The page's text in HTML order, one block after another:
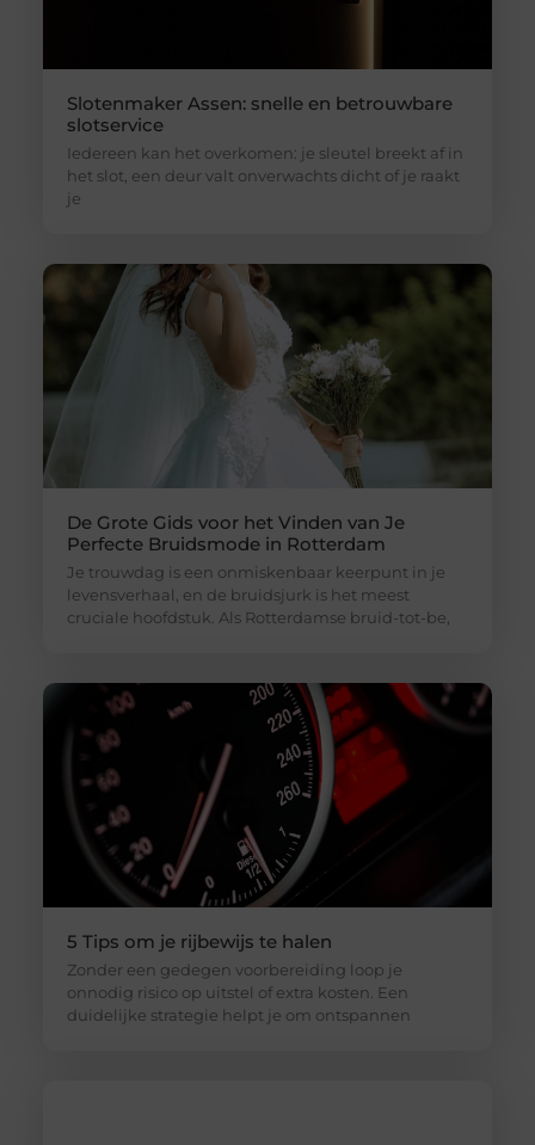
Slotenmaker Assen: snelle en betrouwbare
slotservice
Iedereen kan het overkomen: je sleutel breekt af in
het slot, een deur valt onverwachts dicht of je raakt
je
De Grote Gids voor het Vinden van Je
Perfecte Bruidsmode in Rotterdam
Je trouwdag is een onmiskenbaar keerpunt in je
levensverhaal, en de bruidsjurk is het meest
cruciale hoofdstuk. Als Rotterdamse bruid-tot-be,
5 Tips om je rijbewijs te halen
Zonder een gedegen voorbereiding loop je
onnodig risico op uitstel of extra kosten. Een
duidelijke strategie helpt je om ontspannen